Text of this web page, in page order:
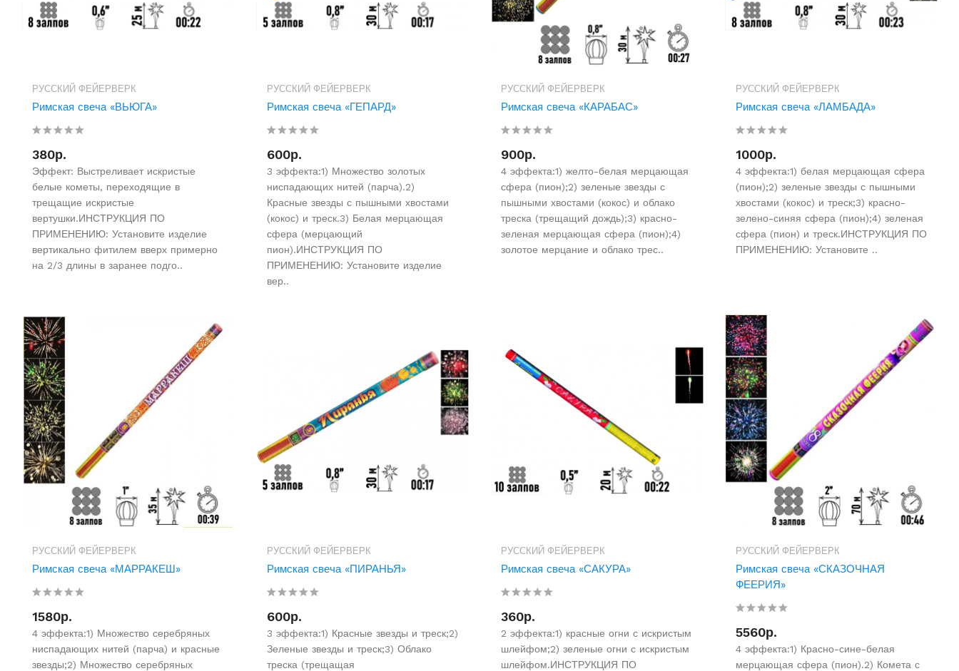
РУССКИЙ ФЕЙЕРВЕРК
Римская свеча «ВЬЮГА»
380р.
Эффект: Выстреливает искристые
белые кометы, переходящие в
трещащие искристые
вертушки.ИНСТРУКЦИЯ ПО
ПРИМЕНЕНИЮ: Установите изделие
вертикально фитилем вверх примерно
на 2/3 длины в заранее подго..
РУССКИЙ ФЕЙЕРВЕРК
Римская свеча «ГЕПАРД»
600р.
3 эффекта:1) Множество золотых
ниспадающих нитей (парча).2)
Красные звезды с пышными хвостами
(кокос) и треск.3) Белая мерцающая
сфера (мерцающий
пион).ИНСТРУКЦИЯ ПО
ПРИМЕНЕНИЮ: Установите изделие
вер..
РУССКИЙ ФЕЙЕРВЕРК
Римская свеча «КАРАБАС»
900р.
4 эффекта:1) желто-белая мерцающая
сфера (пион);2) зеленые звезды с
пышными хвостами (кокос) и облако
треска (трещащий дождь);3) красно-
зеленая мерцающая сфера (пион);4)
золотое мерцание и облако трес..
РУССКИЙ ФЕЙЕРВЕРК
Римская свеча «ЛАМБАДА»
1000р.
4 эффекта:1) белая мерцающая сфера
(пион);2) зеленые звезды с пышными
хвостами (кокос) и треск;3) красно-
зелено-синяя сфера (пион);4) зеленая
сфера (пион) и треск.ИНСТРУКЦИЯ ПО
ПРИМЕНЕНИЮ: Установите ..
РУССКИЙ ФЕЙЕРВЕРК
Римская свеча «МАРРАКЕШ»
1580р.
4 эффекта:1) Множество серебряных
ниспадающих нитей (парча) и красные
звезды;2) Множество серебряных
РУССКИЙ ФЕЙЕРВЕРК
Римская свеча «ПИРАНЬЯ»
600р.
3 эффекта:1) Красные звезды и треск;2)
Зеленые звезды и треск;3) Облако
треска (трещащая
РУССКИЙ ФЕЙЕРВЕРК
Римская свеча «САКУРА»
360р.
2 эффекта:1) красные огни с искристым
шлейфом;2) зеленые огни с искристым
шлейфом.ИНСТРУКЦИЯ ПО
РУССКИЙ ФЕЙЕРВЕРК
Римская свеча «СКАЗОЧНАЯ
ФЕЕРИЯ»
5560р.
4 эффекта:1) Красно-сине-белая
мерцающая сфера (пион).2) Комета с